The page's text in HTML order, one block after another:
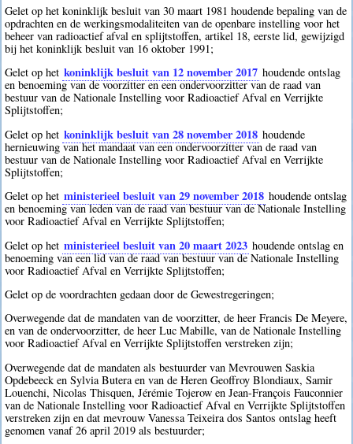
Gelet op het koninklijk besluit van 30 maart 1981 houdende bepaling van de
opdrachten en de werkingsmodaliteiten van de openbare instelling voor het
beheer van radioactief afval en splijtstoffen, artikel 18, eerste lid, gewijzigd
bij het koninklijk besluit van 16 oktober 1991;
Gelet op het koninklijk besluit van 12 november 2017 houdende ontslag
en benoeming van de voorzitter en een ondervoorzitter van de raad van
bestuur van de Nationale Instelling voor Radioactief Afval en Verrijkte
Splijtstoffen;
Gelet op het koninklijk besluit van 28 november 2018 houdende
hernieuwing van het mandaat van een ondervoorzitter van de raad van
bestuur van de Nationale Instelling voor Radioactief Afval en Verrijkte
Splijtstoffen;
Gelet op het ministerieel besluit van 29 november 2018 houdende ontslag
en benoeming van leden van de raad van bestuur van de Nationale Instelling
voor Radioactief Afval en Verrijkte Splijtstoffen;
Gelet op het ministerieel besluit van 20 maart 2023 houdende ontslag en
benoeming van een lid van de raad van bestuur van de Nationale Instelling
voor Radioactief Afval en Verrijkte Splijtstoffen;
Gelet op de voordrachten gedaan door de Gewestregeringen;
Overwegende dat de mandaten van de voorzitter, de heer Francis De Meyere,
en van de ondervoorzitter, de heer Luc Mabille, van de Nationale Instelling
voor Radioactief Afval en Verrijkte Splijtstoffen verstreken zijn;
Overwegende dat de mandaten als bestuurder van Mevrouwen Saskia
Opdebeeck en Sylvia Butera en van de Heren Geoffroy Blondiaux, Samir
Louenchi, Nicolas Thisquen, Jérémie Tojerow en Jean-François Fauconnier
van de Nationale Instelling voor Radioactief Afval en Verrijkte Splijtstoffen
verstreken zijn en dat mevrouw Vanessa Teixeira dos Santos ontslag heeft
genomen vanaf 26 april 2019 als bestuurder;